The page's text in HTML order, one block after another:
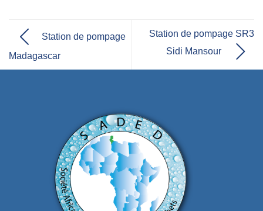
Station de pompage
Madagascar
Station de pompage SR3
Sidi Mansour